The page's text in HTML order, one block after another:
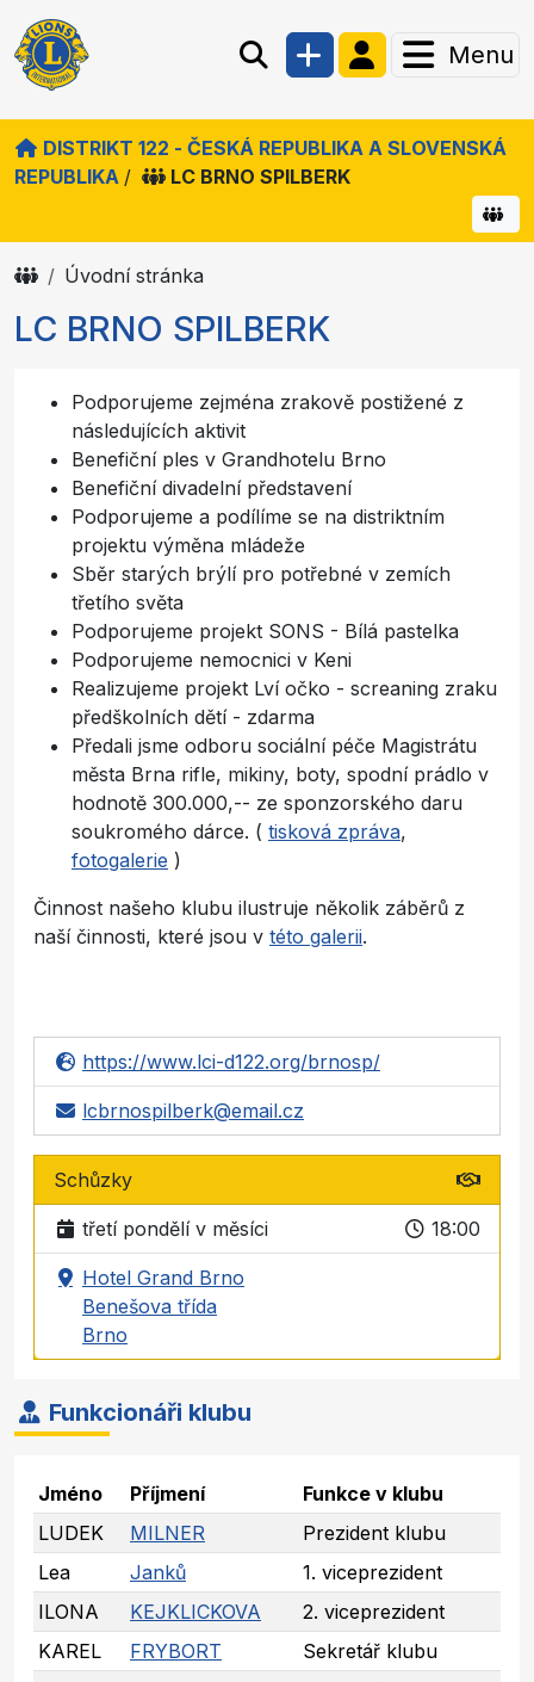
Menu
DISTRIKT 122 - ČESKÁ REPUBLIKA A SLOVENSKÁ
REPUBLIKA / LC BRNO SPILBERK
Úvodní stránka
LC BRNO SPILBERK
Podporujeme zejména zrakově postižené z
následujících aktivit
Benefiční ples v Grandhotelu Brno
Benefiční divadelní představení
Podporujeme a podílíme se na distriktním
projektu výměna mládeže
Sběr starých brýlí pro potřebné v zemích
třetího světa
Podporujeme projekt SONS - Bílá pastelka
Podporujeme nemocnici v Keni
Realizujeme projekt Lví očko - screaning zraku
předškolních dětí - zdarma
Předali jsme odboru sociální péče Magistrátu
města Brna rifle, mikiny, boty, spodní prádlo v
hodnotě 300.000,-- ze sponzorského daru
soukromého dárce. ( tisková zpráva,
fotogalerie )
Činnost našeho klubu ilustruje několik záběrů z
naší činnosti, které jsou v této galerii.
https://www.lci-d122.org/brnosp/
lcbrnospilberk@email.cz
Schůzky
třetí pondělí v měsíci 18:00
Hotel Grand Brno
Benešova třída
Brno
Funkcionáři klubu
Jméno Příjmení
Funkce v klubu
LUDEK
MILNER
Prezident klubu
Lea
Janků
1. viceprezident
ILONA
KEJKLICKOVA
2. viceprezident
KAREL
FRYBORT
Sekretář klubu